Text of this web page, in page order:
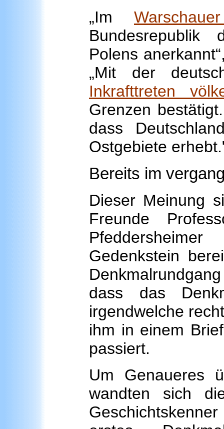
„Im
Bundesrepublik
Polens
„Mit der
Inkrafttreten
Grenzen
dass
Ostgebiete
Bereits im
Dieser Meinung
Freunde
Gedenkstein
dass das
irgendwelche
ihm in einem
passiert.
Um Genaueres
wandten sich